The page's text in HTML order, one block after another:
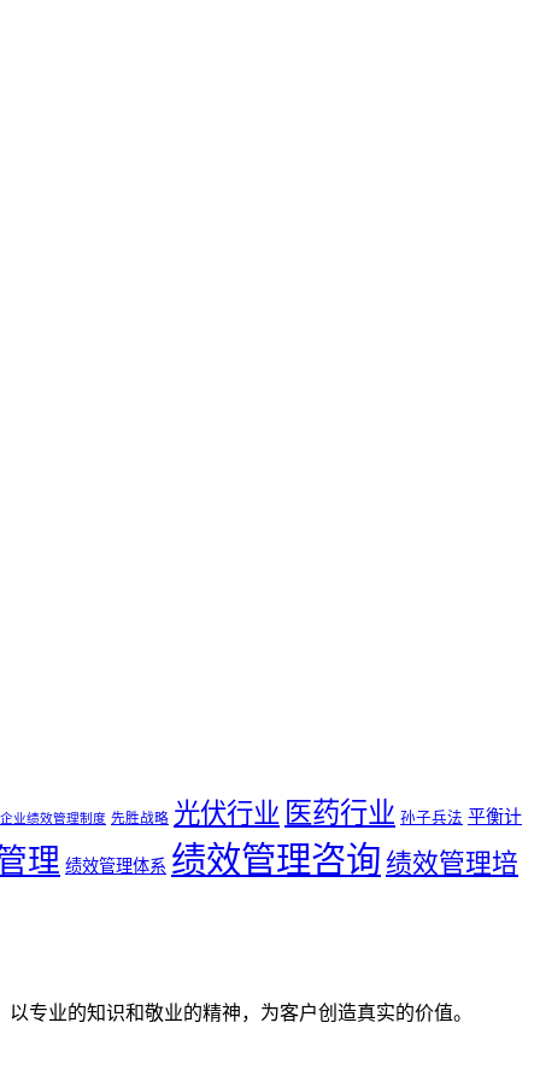
企业绩效管理制度 先胜战略 光伏行业 医药行业 孙子兵法 平衡计
理 绩效管理体系 绩效管理咨询 绩效管理培
专业的知识和敬业的精神，为客户创造真实的价值。